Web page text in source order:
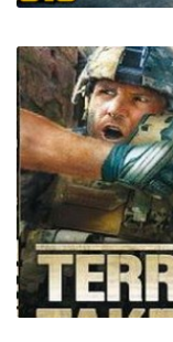
Car